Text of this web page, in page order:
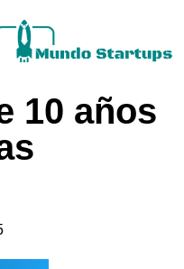
10 años